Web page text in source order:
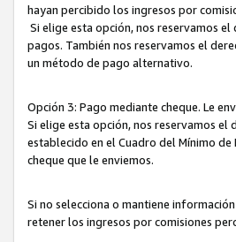
hayan percibido los ingresos por
Si elige esta opción, nos reservamos
pagos. También nos reservamos el
un método de pago alternativo.
Opción 3: Pago mediante cheque. Le
Si elige esta opción, nos reservamos
establecido en el Cuadro del Mínimo
cheque que le enviemos.
Si no selecciona o mantiene
retener los ingresos por comisiones